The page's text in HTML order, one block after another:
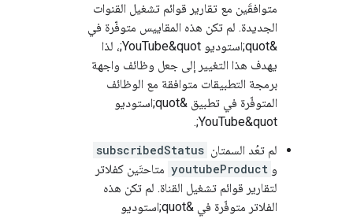
متوافقَين مع تقارير قوائم تشغيل القنوات
الجديدة. لم تكن هذه المقاييس متوفّرة في
&quot;استوديو YouTube&quot;، لذا
يهدف هذا التغيير إلى جعل وظائف واجهة
برمجة التطبيقات متوافقة مع الوظائف
المتوفّرة في تطبيق &quot;استوديو
YouTube&quot;.
لم تعُد السمتان subscribedStatus
و youtubeProduct متاحتَين كفلاتر
لتقارير قوائم تشغيل القناة. لم تكن هذه
الفلاتر متوفّرة في &quot;استوديو